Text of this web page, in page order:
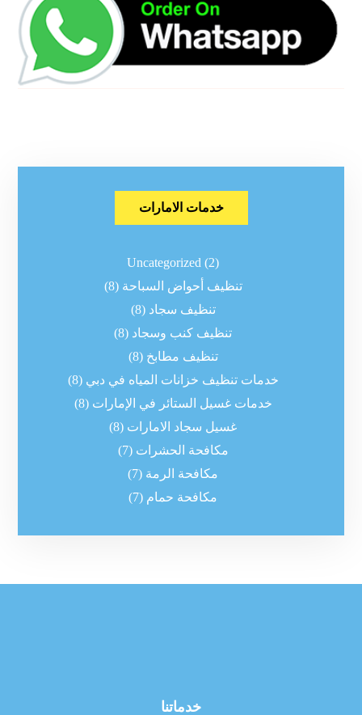
خدمات الامارات
Uncategorized (2)
تنظيف أحواض السباحة (8)
تنظيف سجاد (8)
تنظيف كنب وسجاد (8)
تنظيف مطابخ (8)
خدمات تنظيف خزانات المياه في دبي (8)
خدمات غسيل الستائر في الإمارات (8)
غسيل سجاد الامارات (8)
مكافحة الحشرات (7)
مكافحة الرمة (7)
مكافحة حمام (7)
خدماتنا